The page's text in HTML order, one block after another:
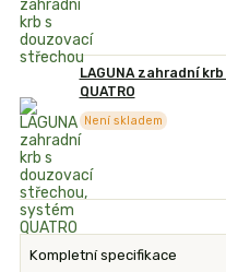
LAGUNA zahradní
QUATRO
Není skladem
Kompletní specifikace